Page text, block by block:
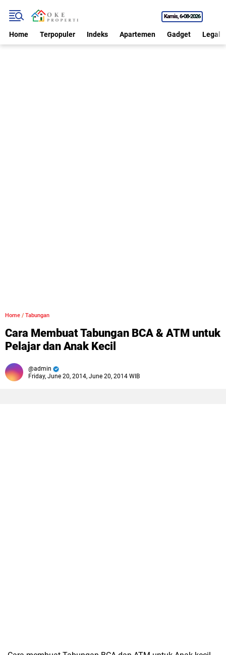
Kamis 6•08•2026
Home Terpopuler Indeks Apartemen Gadget Legal
Home / Tabungan
Cara Membuat Tabungan BCA & ATM untuk
Pelajar dan Anak Kecil
admin
Friday, June 20, 2014, June 20, 2014 WIB